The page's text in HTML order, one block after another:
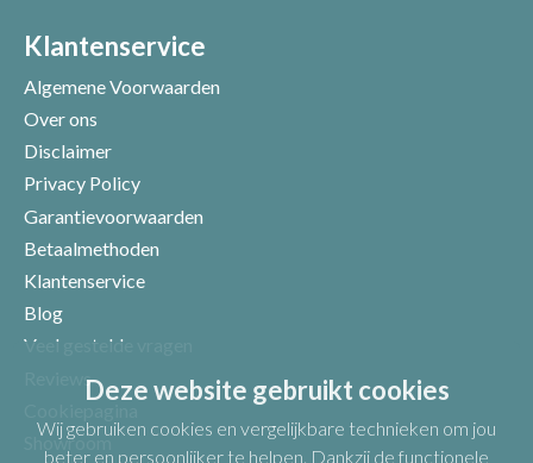
Uw beoordeling
Klantenservice
Algemene Voorwaarden
Over ons
Disclaimer
Privacy Policy
Garantievoorwaarden
Betaalmethoden
Klantenservice
Blog
Veel gestelde vragen
Reviews
Showroom
Deze website gebruikt cookies
Wij gebruiken cookies en vergelijkbare technieken om jou
beter en persoonlijker te helpen. Dankzij de functionele